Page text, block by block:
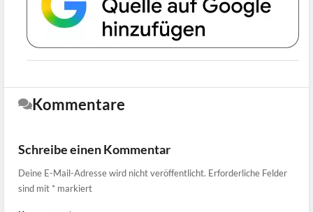
Kommentare
Schreibe einen Kommentar
Deine E-Mail-Adresse wird nicht veröffentlicht. Erforderliche Felder
sind mit * markiert